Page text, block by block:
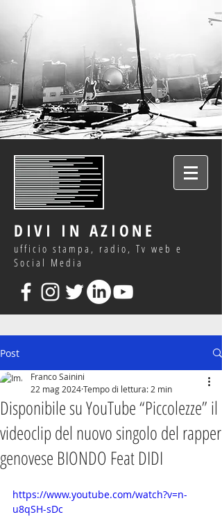
DIVI IN AZIONE
ufficio stampa, radio, Tv web e
Social Media
Post
Disponibile su YouTube “Piccolezze” il
videoclip del nuovo singolo del rapper
genovese BIONDO Feat DIDI
Franco Sainini
22 mag 2024Tempo di lettura: 2 min
https://www.youtube.com/watch?v=n-
u8qSH-sDc